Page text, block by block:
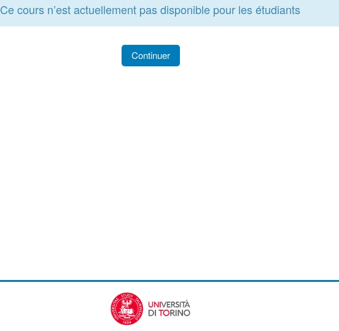
Ce cours n’est actuellement pas disponible pour les étudiants
Continuer